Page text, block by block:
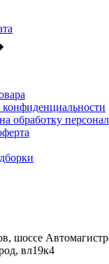
обработку
шоссе
вл19к4